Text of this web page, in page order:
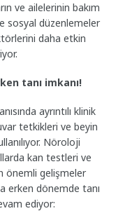
ve ailelerinin bakım
sosyal düzenlemeler
daha etkin
tanı imkanı!
ayrıntılı klinik
tetkikleri ve beyin
Nöroloji
kan testleri ve
önemli gelişmeler
erken dönemde tanı
ediyor: